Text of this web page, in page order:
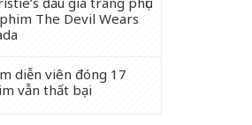
The Devil Wears
diễn viên đóng 17
vẫn thất bại